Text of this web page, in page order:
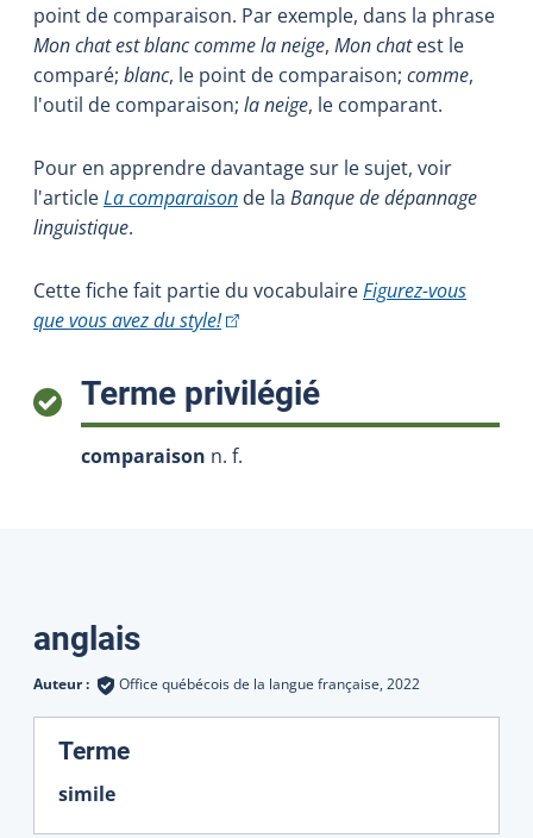
point de comparaison. Par exemple, dans la phrase
Mon chat est blanc comme la neige, Mon chatest le
comparé; blanc, le point de comparaison; comme,
l'outil de comparaison; la neige, le comparant.
Pour en apprendre davantage sur le sujet, voir
l'articleLa comparaison de la Banque de dépannage
linguistique.
Cette fiche fait partie du vocabulaireFigurez-vous
que vous avez du style!(Cet hyperlien externe s'ouvrira dans
Terme privilégié:
comparaison n. f.
Traductions
anglais
Auteur : Office québécois de la langue française, 2022
Terme:
simile